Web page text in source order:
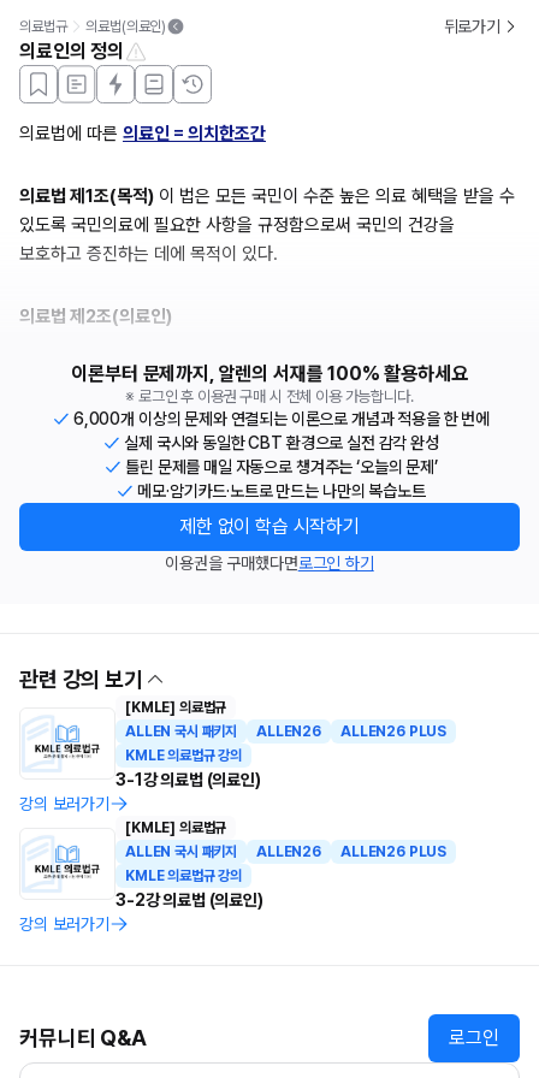
의료법규 의료법(의료인) 뒤로가기
의료인의 정의
의료법에 따른 의료인 = 의치한조간
의료법 제1조(목적) 이 법은 모든 국민이 수준 높은 의료 혜택을 받을 수
있도록 국민의료에 필요한 사항을 규정함으로써 국민의 건강을
보호하고 증진하는 데에 목적이 있다.
의료법 제2조(의료인)
이론부터 문제까지, 알렌의 서재를 100% 활용하세요
※ 로그인 후 이용권 구매 시 전체 이용 가능합니다.
6,000개 이상의 문제와 연결되는 이론으로 개념과 적용을 한 번에
실제 국시와 동일한 CBT 환경으로 실전 감각 완성
틀린 문제를 매일 자동으로 챙겨주는 ‘오늘의 문제’
메모·암기카드·노트로 만드는 나만의 복습노트
제한 없이 학습 시작하기
이용권을 구매했다면로그인 하기
관련 강의 보기
[KMLE] 의료법규
ALLEN 국시 패키지
ALLEN26
ALLEN26 PLUS
KMLE 의료법규 강의
3-1강 의료법 (의료인)
강의 보러가기
[KMLE] 의료법규
ALLEN 국시 패키지
ALLEN26
ALLEN26 PLUS
KMLE 의료법규 강의
3-2강 의료법 (의료인)
강의 보러가기
커뮤니티 Q&A 로그인